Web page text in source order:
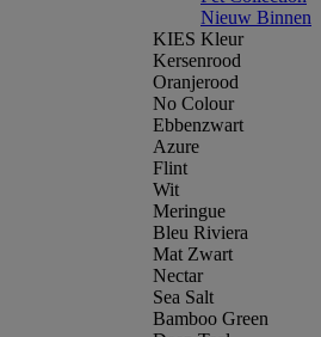
Nieuw Binnen
KIES Kleur
Kersenrood
Oranjerood
No Colour
Ebbenzwart
Azure
Flint
Wit
Meringue
Bleu Riviera
Mat Zwart
Nectar
Sea Salt
Bamboo Green